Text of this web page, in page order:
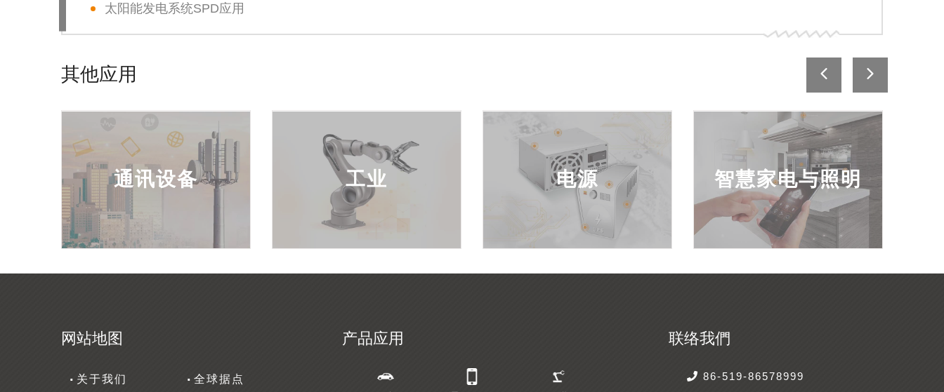
太阳能发电系统SPD应用
其他应用
通讯设备 工业 电源 智慧家电与照明
网站地图
关于我们 全球据点
产品应用 联络我們
86-519-86578999